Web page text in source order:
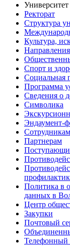
Университет
Ректорат
Структура
Культура,
Спорт и
Социальная
Программа
Сведения о
Символика
Эндаумент-
Сотрудникам
Партнерам
Политика в
данных в
Центр
Закупки
Почтовый
Телефонный